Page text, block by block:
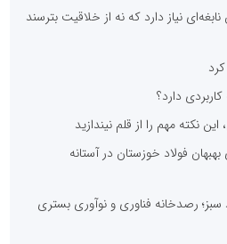
نیاز دارد که نه از خلاقیت بترسند
دارد؟
نکته مهم را از قلم نیندازید
فولاد خوزستان در آستانه
سبز؛ رصدخانه فناوری و نوآوری بستری